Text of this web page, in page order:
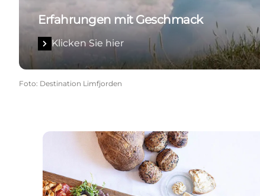
Erfahrungen mit Geschmack
Klicken Sie hier
Foto: Destination Limfjorden
FjordVærk - Tambohus Gasthaus